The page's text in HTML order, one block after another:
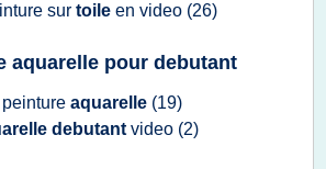
sur toile en video (26)
aquarelle pour debutant
peinture aquarelle (19)
debutant video (2)